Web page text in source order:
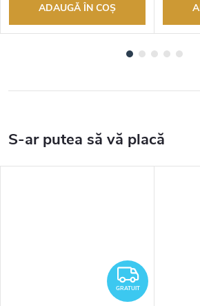
ADAUGĂ ÎN COŞ
GRATUIT
GRATUIT